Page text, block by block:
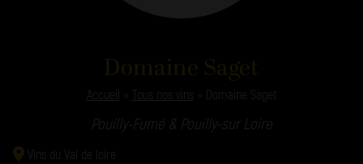
Accueil Tous nos vins Domaine Saget
Pouilly-Fumé & Pouilly-sur Loire
Vins du Val de loire